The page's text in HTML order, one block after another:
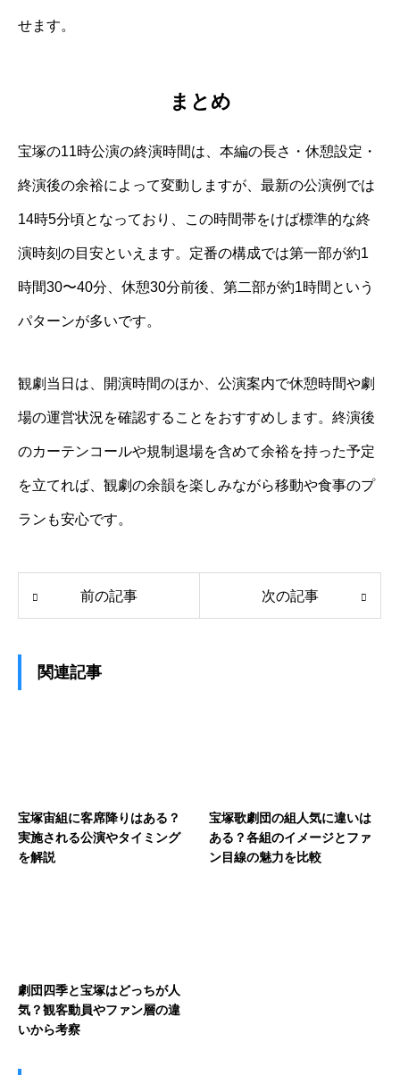
せます。
まとめ
宝塚の11時公演の終演時間は、本編の長さ・休憩設定・
終演後の余裕によって変動しますが、最新の公演例では
14時5分頃となっており、この時間帯をけば標準的な終
演時刻の目安といえます。定番の構成では第一部が約1
時間30〜40分、休憩30分前後、第二部が約1時間という
パターンが多いです。
観劇当日は、開演時間のほか、公演案内で休憩時間や劇
場の運営状況を確認することをおすすめします。終演後
のカーテンコールや規制退場を含めて余裕を持った予定
を立てれば、観劇の余韻を楽しみながら移動や食事のプ
ランも安心です。
前の記事 次の記事
関連記事
宝塚宙組に客席降りはある？
実施される公演やタイミング
を解説
宝塚歌劇団の組人気に違いは
ある？各組のイメージとファ
ン目線の魅力を比較
劇団四季と宝塚はどっちが人
気？観客動員やファン層の違
いから考察